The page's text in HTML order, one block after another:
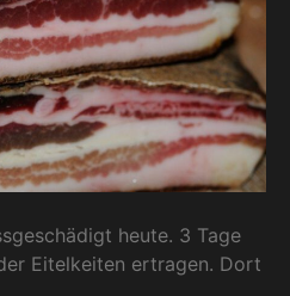
heute. 3 Tage
Eitelkeiten ertragen. Dort